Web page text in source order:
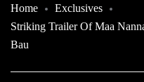
Home
Exclusives
Striking Trailer Of Maa
Bau